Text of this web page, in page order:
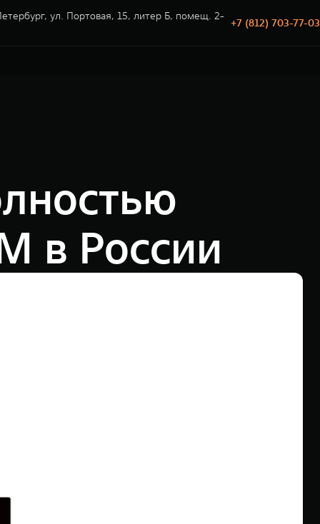
ул. Портовая, 15, литер Б, помещ. 2-
+7 (812) 703-77-03
в России